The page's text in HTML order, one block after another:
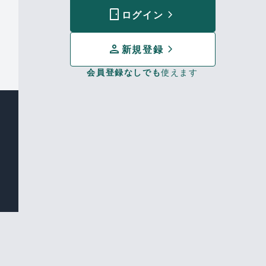
sensor_door ログイン chevron_forward
person 新規登録 chevron_forward
会員登録なしでも使えます